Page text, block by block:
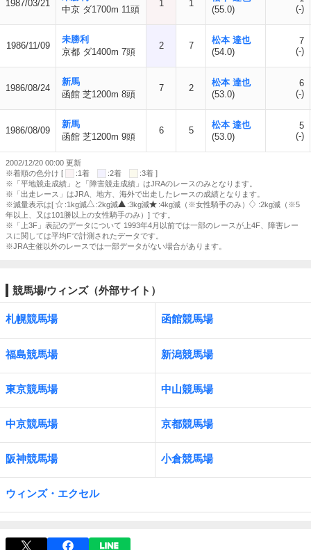
1987/03/21
中京 ダ1700m 11頭
1 1
(55.0)
(-)
1986/11/09
未勝利
京都 ダ1400m 7頭
2 7
松本 達也
(54.0)
7
(-)
1986/08/24
新馬
函館 芝1200m 8頭
7 2
松本 達也
(53.0)
6
(-)
1986/08/09
新馬
函館 芝1200m 9頭
6 5
松本 達也
(53.0)
5
(-)
2002/12/20 00:00 更新
※着順の色分け [
:1着 :2着
:3着 ]
※「平地競走成績」と「障害競走成績」はJRAのレースのみとなります。
※「出走レース」はJRA、地方、海外で出走したレースの成績となります。
※減量表示は[
:1kg減 :2kg減 :3kg減 :4kg減（※女性騎手のみ）
:2kg減（※5
年以上、又は101勝以上の女性騎手のみ）] です。
※「上3F」表記のデータについて 1993年4月以前では一部のレースが上4F、障害レー
スに関しては平均Fで計測されたデータです。
※JRA主催以外のレースでは一部データがない場合があります。
競馬場/ウィンズ（外部サイト）
札幌競馬場 函館競馬場
福島競馬場 新潟競馬場
東京競馬場 中山競馬場
中京競馬場 京都競馬場
阪神競馬場 小倉競馬場
ウィンズ・エクセル